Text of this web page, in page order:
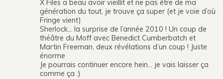
X Files a beau avoir vieillit et ne pas être de ma
génération du tout, je trouve ça super (et je voie d’où
Fringe vient)
Sherlock… la surprise de l’année 2010 ! Un coup de
théâtre du Moff avec Benedict Cumberbatch et
Martin Freeman, deux révélations d’un coup ! Juste
énorme
Je pourrais continuer encore hein… je vais laisser ça
comme ça :)